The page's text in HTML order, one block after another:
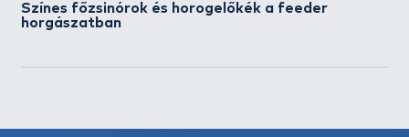
Színes főzsinórok és horogelőkék a feeder
horgászatban